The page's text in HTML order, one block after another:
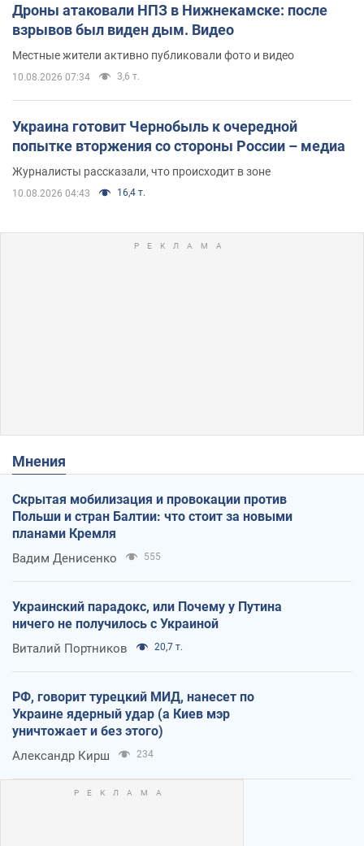
Дроны атаковали НПЗ в Нижнекамске: после
взрывов был виден дым. Видео
Местные жители активно публиковали фото и видео
10.08.2026 07:34 3,6 т.
Украина готовит Чернобыль к очередной
попытке вторжения со стороны России – медиа
Журналисты рассказали, что происходит в зоне
10.08.2026 04:43 16,4 т.
Мнения
Скрытая мобилизация и провокации против
Польши и стран Балтии: что стоит за новыми
планами Кремля
Вадим Денисенко 555
Украинский парадокс, или Почему у Путина
ничего не получилось с Украиной
Виталий Портников 20,7 т.
РФ, говорит турецкий МИД, нанесет по
Украине ядерный удар (а Киев мэр
уничтожает и без этого)
Александр Кирш 234